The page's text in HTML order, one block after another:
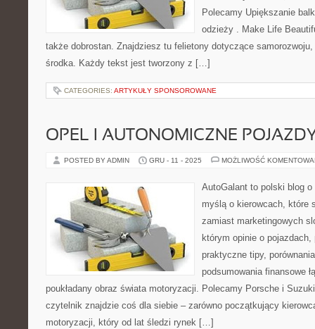
Polecamy Upiększanie
odzieży . Make Life
także dobrostan. Znajdziesz tu felietony dotyczące
środka. Każdy tekst jest tworzony z […]
CATEGORIES: ARTYKUŁY SPONSOROWANE
OPEL I AUTONOMICZNE
POSTED BY ADMIN GRU - 11 - 2025 MOŻLIWOŚĆ
AutoGalant to polski blog
myślą o kierowcach, które
zamiast marketingowych
którym opinie o
praktyczne tipy,
podsumowania finansowe
poukładany obraz świata motoryzacji. Polecamy Porsche i
czytelnik znajdzie coś dla siebie – zarówno początkujący
motoryzacji, który od lat śledzi rynek […]